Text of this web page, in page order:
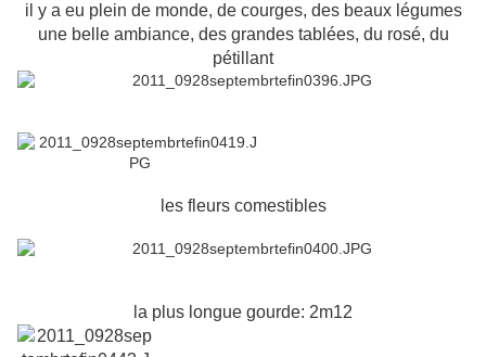
il y a eu plein de monde, de courges, des beaux légumes
une belle ambiance, des grandes tablées, du rosé, du
pétillant
les fleurs comestibles
la plus longue gourde: 2m12